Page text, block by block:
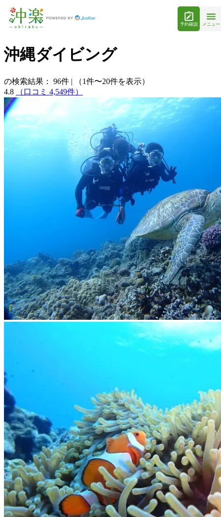
予約確認 メニュー
沖縄ダイビング
の検索結果： 96件 |
（1件〜20件を表示）
4.8
（口コミ 4,549件）